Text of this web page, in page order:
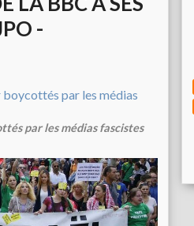
-
par les médias fascistes